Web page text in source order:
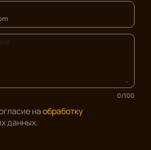
0/100
наобработку
данных.